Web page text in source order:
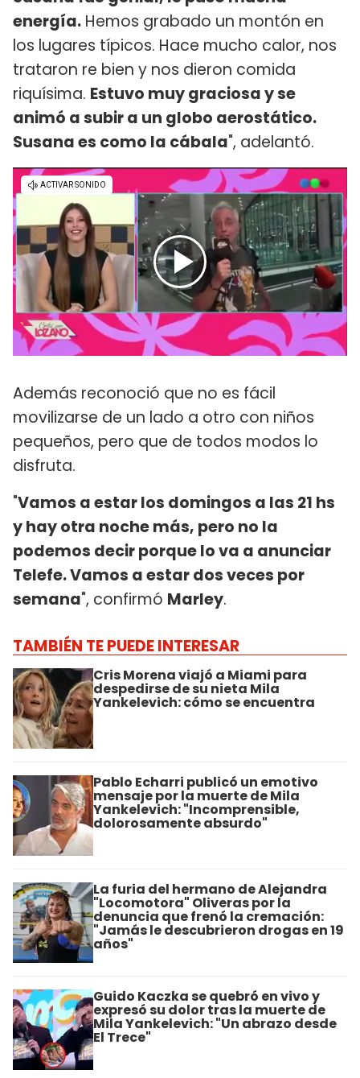
energía. Hemos grabado un montón en
los lugares típicos. Hace mucho calor, nos
trataron re bien y nos dieron comida
riquísima. Estuvo muy graciosa y se
animó a subir a un globo aerostático.
Susana es como la cábala", adelantó.
Además reconoció que no es fácil
movilizarse de un lado a otro con niños
pequeños, pero que de todos modos lo
disfruta.
"Vamos a estar los domingos a las 21 hs
y hay otra noche más, pero no la
podemos decir porque lo va a anunciar
Telefe. Vamos a estar dos veces por
semana", confirmó Marley.
TAMBIÉN TE PUEDE INTERESAR
Cris Morena viajó a Miami para
despedirse de su nieta Mila
Yankelevich: cómo se encuentra
Pablo Echarri publicó un emotivo
mensaje por la muerte de Mila
Yankelevich: "Incomprensible,
dolorosamente absurdo"
La furia del hermano de Alejandra
"Locomotora" Oliveras por la
denuncia que frenó la cremación:
"Jamás le descubrieron drogas en 19
años"
Guido Kaczka se quebró en vivo y
expresó su dolor tras la muerte de
Mila Yankelevich: "Un abrazo desde
El Trece"